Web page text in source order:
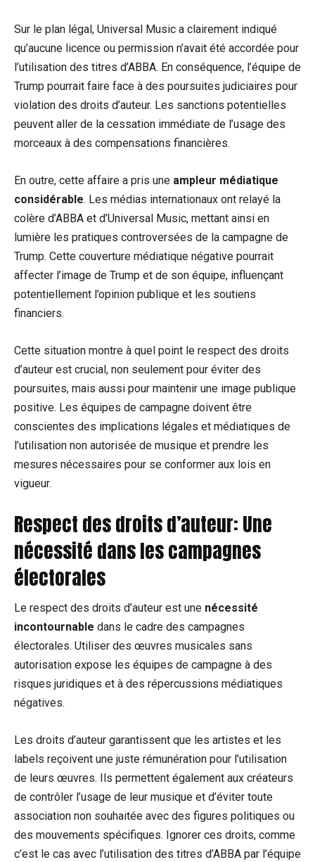
Sur le plan légal, Universal Music a clairement indiqué
qu’aucune licence ou permission n’avait été accordée pour
l’utilisation des titres d’ABBA. En conséquence, l’équipe de
Trump pourrait faire face à des poursuites judiciaires pour
violation des droits d’auteur. Les sanctions potentielles
peuvent aller de la cessation immédiate de l’usage des
morceaux à des compensations financières.
En outre, cette affaire a pris une ampleur médiatique
considérable. Les médias internationaux ont relayé la
colère d’ABBA et d’Universal Music, mettant ainsi en
lumière les pratiques controversées de la campagne de
Trump. Cette couverture médiatique négative pourrait
affecter l’image de Trump et de son équipe, influençant
potentiellement l’opinion publique et les soutiens
financiers.
Cette situation montre à quel point le respect des droits
d’auteur est crucial, non seulement pour éviter des
poursuites, mais aussi pour maintenir une image publique
positive. Les équipes de campagne doivent être
conscientes des implications légales et médiatiques de
l’utilisation non autorisée de musique et prendre les
mesures nécessaires pour se conformer aux lois en
vigueur.
Respect des droits d’auteur: Une
nécessité dans les campagnes
électorales
Le respect des droits d’auteur est une nécessité
incontournable dans le cadre des campagnes
électorales. Utiliser des œuvres musicales sans
autorisation expose les équipes de campagne à des
risques juridiques et à des répercussions médiatiques
négatives.
Les droits d’auteur garantissent que les artistes et les
labels reçoivent une juste rémunération pour l’utilisation
de leurs œuvres. Ils permettent également aux créateurs
de contrôler l’usage de leur musique et d’éviter toute
association non souhaitée avec des figures politiques ou
des mouvements spécifiques. Ignorer ces droits, comme
c’est le cas avec l’utilisation des titres d’ABBA par l’équipe